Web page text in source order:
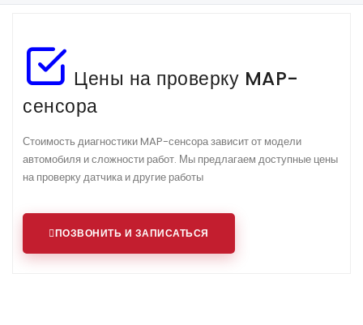
Цены на проверку MAP-
сенсора
Стоимость диагностики MAP-сенсора зависит от модели
автомобиля и сложности работ. Мы предлагаем доступные цены
на проверку датчика и другие работы
ПОЗВОНИТЬ И ЗАПИСАТЬСЯ